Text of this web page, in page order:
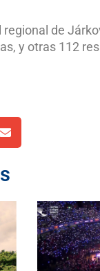
de
y otras 112